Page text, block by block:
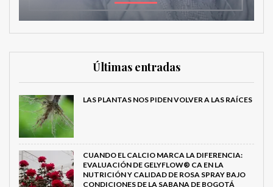
Últimas entradas
LAS PLANTAS NOS PIDEN VOLVER A LAS RAÍCES
CUANDO EL CALCIO MARCA LA DIFERENCIA:
EVALUACIÓN DE GELYFLOW® CA EN LA
NUTRICIÓN Y CALIDAD DE ROSA SPRAY BAJO
CONDICIONES DE LA SABANA DE BOGOTÁ